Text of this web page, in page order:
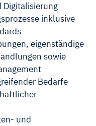
Digitalisierung
inklusive
eigenständige
sowie
Bedarfe
und